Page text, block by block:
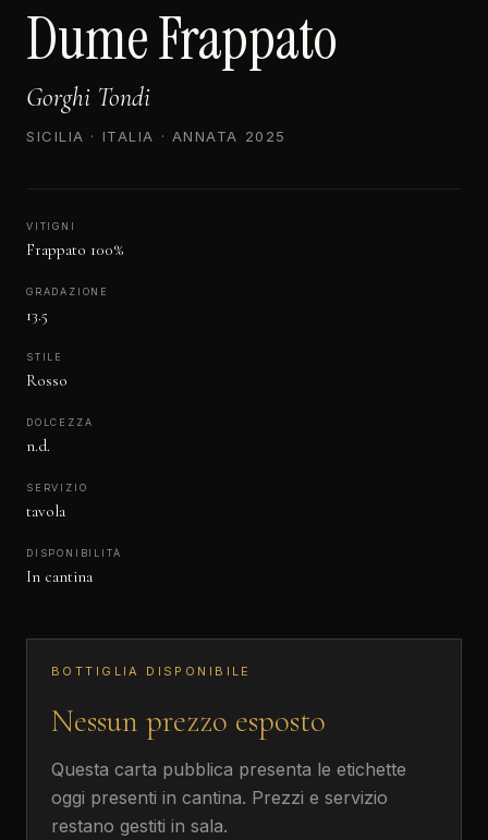
Dume Frappato
Gorghi Tondi
SICILIA · ITALIA · ANNATA 2025
VITIGNI
Frappato 100%
GRADAZIONE
13.5
STILE
Rosso
DOLCEZZA
n.d.
SERVIZIO
tavola
DISPONIBILITÀ
In cantina
BOTTIGLIA DISPONIBILE
Nessun prezzo esposto
Questa carta pubblica presenta le etichette
oggi presenti in cantina. Prezzi e servizio
restano gestiti in sala.